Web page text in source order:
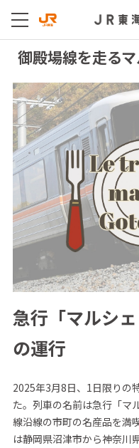
御殿場線を走るマ
急行「マルシ
の運行
2025年3月8日、1日限りの
た。列車の名前は急行「マ
線沿線の市町の名産品を満
は静岡県沼津市から神奈川